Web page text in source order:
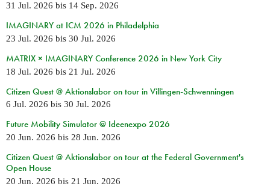
31 Jul. 2026 bis 14 Sep. 2026
IMAGINARY at ICM 2026 in Philadelphia
23 Jul. 2026 bis 30 Jul. 2026
MATRIX × IMAGINARY Conference 2026 in New York City
18 Jul. 2026 bis 21 Jul. 2026
Citizen Quest @ Aktionslabor on tour in Villingen-Schwenningen
6 Jul. 2026 bis 30 Jul. 2026
Future Mobility Simulator @ Ideenexpo 2026
20 Jun. 2026 bis 28 Jun. 2026
Citizen Quest @ Aktionslabor on tour at the Federal Government's
Open House
20 Jun. 2026 bis 21 Jun. 2026